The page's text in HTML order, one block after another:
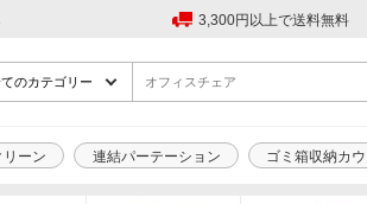
3,300円以上で送料無料
リーン 連結パーテーション ゴミ箱収納カ